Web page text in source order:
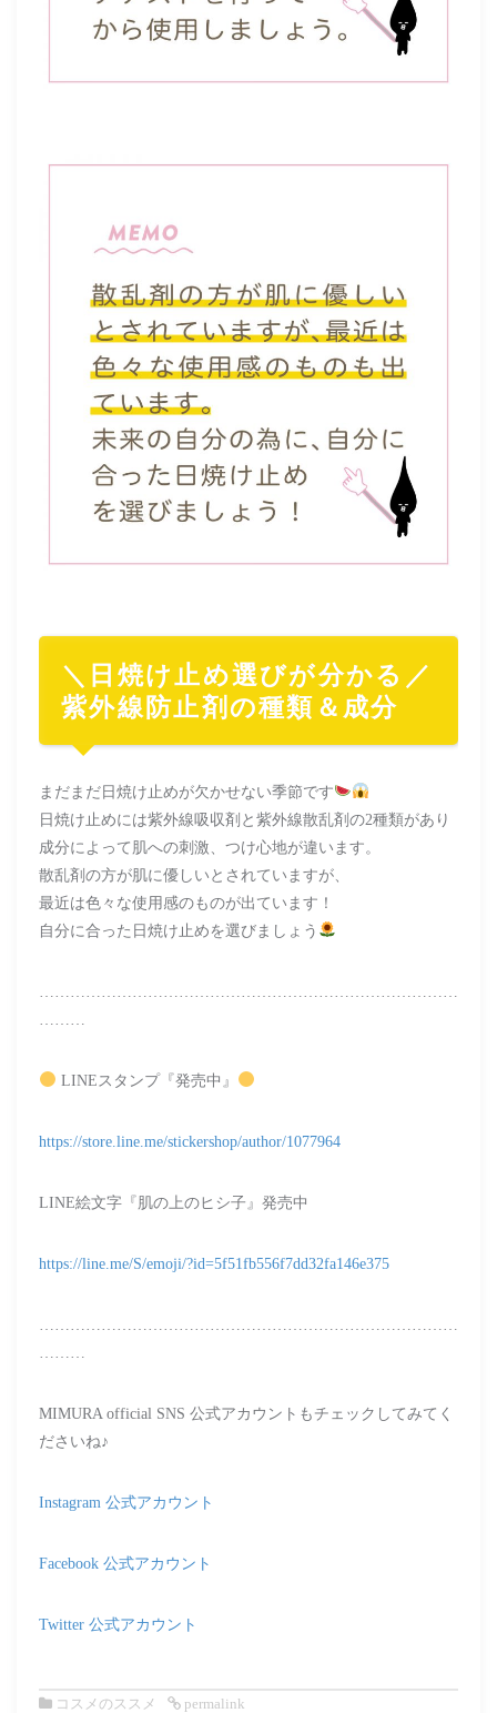
＼日焼け止め選びが分かる／
紫外線防止剤の種類＆成分
まだまだ日焼け止めが欠かせない季節です
日焼け止めには紫外線吸収剤と紫外線散乱剤の2種類があり
成分によって肌への刺激、つけ心地が違います。
散乱剤の方が肌に優しいとされていますが、
最近は色々な使用感のものが出ています！
自分に合った日焼け止めを選びましょう
………………………………………………………………………
………
LINEスタンプ『発売中』
https://store.line.me/stickershop/author/1077964
LINE絵文字『肌の上のヒシ子』発売中
https://line.me/S/emoji/?id=5f51fb556f7dd32fa146e375
………………………………………………………………………
………
MIMURA official SNS 公式アカウントもチェックしてみてく
ださいね♪
Instagram 公式アカウント
Facebook 公式アカウント
Twitter 公式アカウント
コスメのススメ permalink